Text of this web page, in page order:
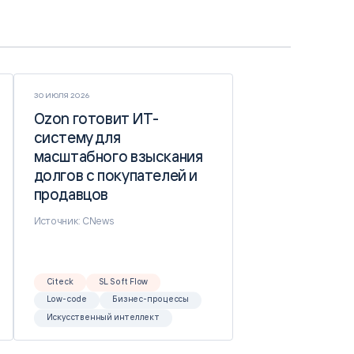
30 ИЮЛЯ 2026
Ozon готовит ИТ-
систему для
масштабного взыскания
долгов с покупателей и
продавцов
Ozon готовит ИТ-
систему для
масштабного взыскания
долгов с покупателей и
продавцов
Источник: CNews
Citeck
SL Soft Flow
Low-code
Бизнес-процессы
Искусственный интеллект